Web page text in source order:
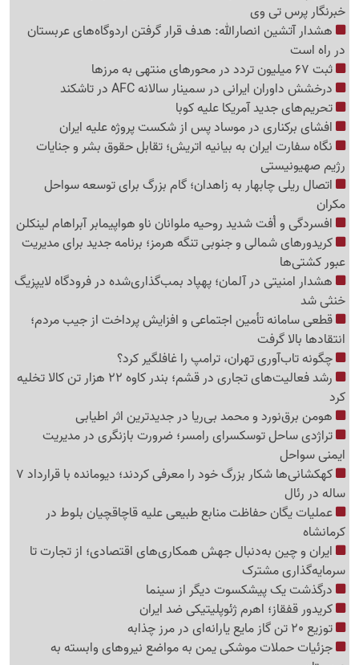
خبرنگار پرس تی وی
هشدار آتشین انصارالله: هدف قرار گرفتن اردوگاه‌های عربستان
در راه است
ثبت 67 میلیون تردد در محورهای منتهی به مرزها
درخشش داوران ایرانی در سمینار سالانه AFC در تاشکند
تحریم‌های جدید آمریکا علیه کوبا
افشای برکناری در موساد پس از شکست پروژه علیه ایران
نگاه سفارت ایران به بیانیه اتریش؛ تقابل حقوق بشر و جنایات
رژیم صهیونیستی
اتصال ریلی چابهار به زاهدان؛ گام بزرگ برای توسعه سواحل
مکران
افسردگی و اُفت شدید روحیه ملوانان ناو هواپیمابر آبراهام لینکلن
کریدورهای شمالی و جنوبی تنگه هرمز؛ برنامه جدید برای مدیریت
عبور کشتی‌ها
هشدار امنیتی در آلمان؛ پهپاد بمب‌گذاری‌شده در فرودگاه لایپزیگ
خنثی شد
قطعی سامانه تأمین اجتماعی و افزایش پرداخت از جیب مردم؛
انتقادها بالا گرفت
چگونه تاب‌آوری تهران، ترامپ را غافلگیر کرد؟
رشد فعالیت‌های تجاری در قشم؛ بندر کاوه 22 هزار تن کالا تخلیه
کرد
هومن برق‌نورد و محمد بی‌ریا در جدیدترین اثر اطیابی
تراژدی ساحل توسکسرای رامسر؛ ضرورت بازنگری در مدیریت
ایمنی سواحل
کهکشانی‌ها شکار بزرگ خود را معرفی کردند؛ دیومانده با قرارداد 7
ساله در رئال
عملیات یگان حفاظت منابع طبیعی علیه قاچاقچیان بلوط در
کرمانشاه
ایران و چین به‌دنبال جهش همکاری‌های اقتصادی؛ از تجارت تا
سرمایه‌گذاری مشترک
درگذشت یک پیشکسوت دیگر از سینما
کریدور قفقاز؛ اهرم ژئوپلیتیکی ضد ایران
توزیع 20 تن گاز مایع یارانه‌ای در مرز چذابه
جزئیات حملات موشکی یمن به مواضع نیروهای وابسته به